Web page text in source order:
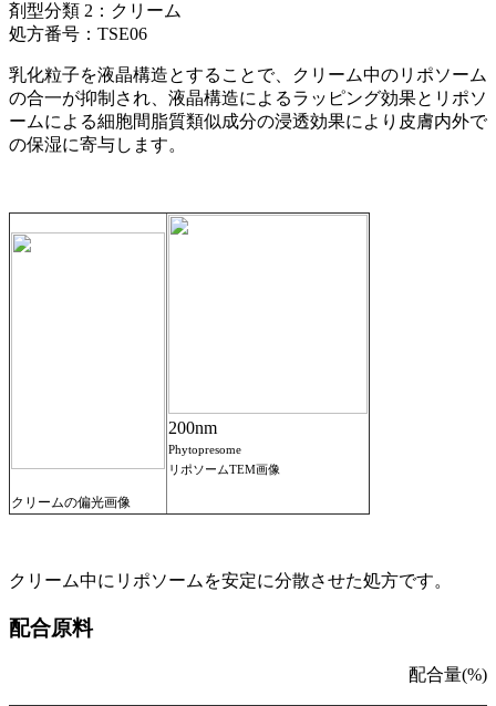
剤型分類 2： クリーム
処方番号 ： TSE06
乳化粒子を液晶構造とすることで、クリーム中のリポソーム
の合一が抑制され、液晶構造によるラッピング効果とリポソ
ームによる細胞間脂質類似成分の浸透効果により皮膚内外で
の保湿に寄与します。
クリームの偏光画像
200nm
Phytopresome
リポソームTEM画像
クリーム中にリポソームを安定に分散させた処方です。
配合原料
配合量(%)